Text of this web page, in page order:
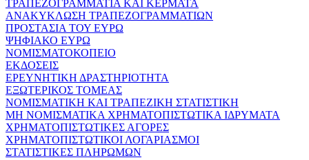
ΤΡΑΠΕΖΟΓΡΑΜΜΑΤΙΑ ΚΑΙ ΚΕΡΜΑΤΑ
ΑΝΑΚΥΚΛΩΣΗ ΤΡΑΠΕΖΟΓΡΑΜΜΑΤΙΩΝ
ΠΡΟΣΤΑΣΙΑ ΤΟΥ ΕΥΡΩ
ΨΗΦΙΑΚΟ ΕΥΡΩ
ΝΟΜΙΣΜΑΤΟΚΟΠΕΙΟ
ΕΚΔΟΣΕΙΣ
ΕΡΕΥΝΗΤΙΚΗ ΔΡΑΣΤΗΡΙΟΤΗΤΑ
ΕΞΩΤΕΡΙΚΟΣ ΤΟΜΕΑΣ
ΝΟΜΙΣΜΑΤΙΚΗ ΚΑΙ ΤΡΑΠΕΖΙΚΗ ΣΤΑΤΙΣΤΙΚΗ
ΜΗ ΝΟΜΙΣΜΑΤΙΚΑ ΧΡΗΜΑΤΟΠΙΣΤΩΤΙΚΑ ΙΔΡΥΜΑΤΑ
ΧΡΗΜΑΤΟΠΙΣΤΩΤΙΚΕΣ ΑΓΟΡΕΣ
ΧΡΗΜΑΤΟΠΙΣΤΩΤΙΚΟΙ ΛΟΓΑΡΙΑΣΜΟΙ
ΣΤΑΤΙΣΤΙΚΕΣ ΠΛΗΡΩΜΩΝ